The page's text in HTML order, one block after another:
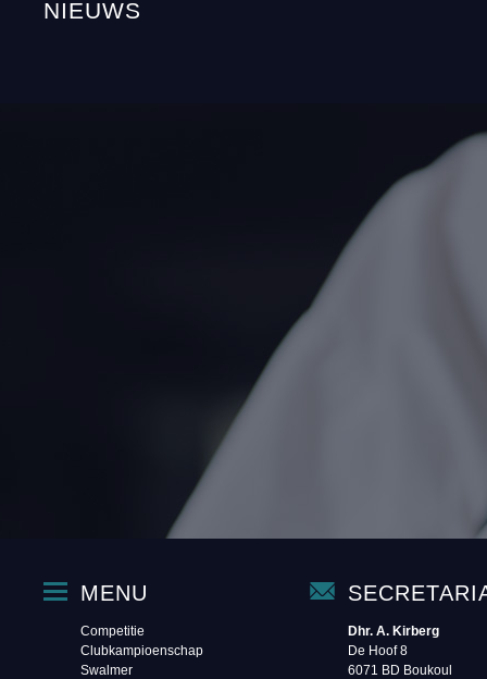
NIEUWS
MENU
Competitie
Clubkampioenschap
Swalmer
Dhr. A. Kirberg
De Hoof 8
6071 BD Boukoul